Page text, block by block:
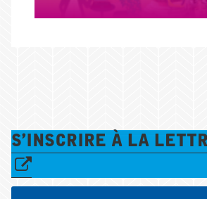
S'inscrire à la